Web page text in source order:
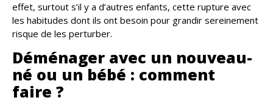
effet, surtout s’il y a d’autres enfants, cette rupture avec
les habitudes dont ils ont besoin pour grandir sereinement
risque de les perturber.
Déménager avec un nouveau-
né ou un bébé : comment
faire ?